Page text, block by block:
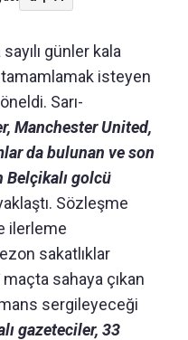
günler kala
isteyen
Sarı-
Manchester United,
da bulunan ve son
Belçikalı golcü
Sözleşme
ilerleme
sakatlıklar
sahaya çıkan
sergileyeceği
gazeteciler, 33